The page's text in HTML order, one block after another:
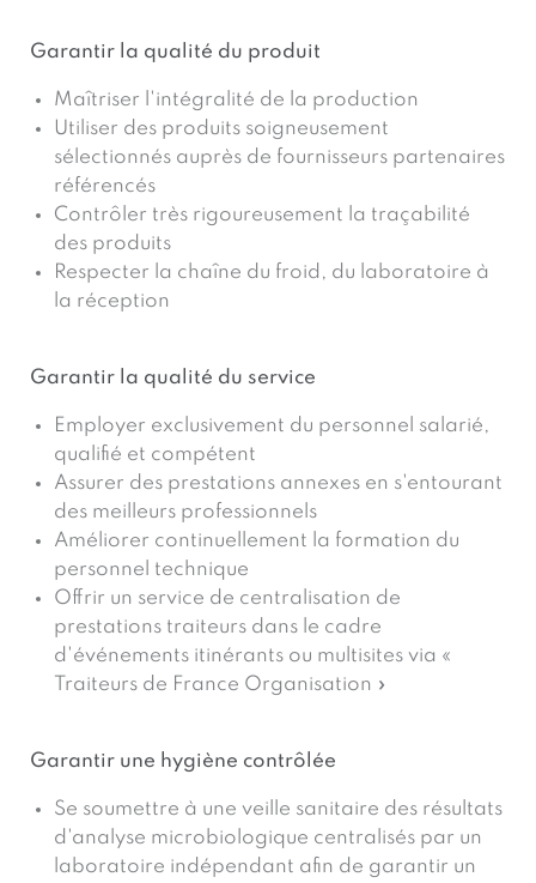
Garantir la qualité du produit
Maîtriser l'intégralité de la production
Utiliser des produits soigneusement
sélectionnés auprès de fournisseurs partenaires
référencés
Contrôler très rigoureusement la traçabilité
des produits
Respecter la chaîne du froid, du laboratoire à
la réception
Garantir la qualité du service
Employer exclusivement du personnel salarié,
qualifié et compétent
Assurer des prestations annexes en s'entourant
des meilleurs professionnels
Améliorer continuellement la formation du
personnel technique
Offrir un service de centralisation de
prestations traiteurs dans le cadre
d'événements itinérants ou multisites via «
Traiteurs de France Organisation »
Garantir une hygiène contrôlée
Se soumettre à une veille sanitaire des résultats
d'analyse microbiologique centralisés par un
laboratoire indépendant afin de garantir un